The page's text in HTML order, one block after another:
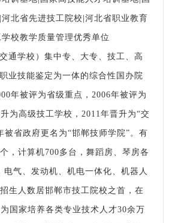
北省先进技工院校|河北省职业教育
校教学质量管理优秀单位
通学校）集中专、大专、技工、高
业技能鉴定为一体的综合性国办院
年被评为省级重点，2006年被评为
为高级技工学校，2011年晋升为“交
被省政府更名为“邯郸技师学院”。有
，计算机700多台，舞蹈房、琴房各
电气、发动机、机电一体化、机器人
生人数居邯郸市技工院校之首，在
国家培养各类专业技术人才30余万